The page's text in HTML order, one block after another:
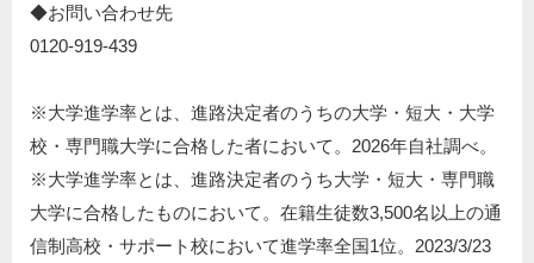
◆お問い合わせ先​
0120-919-439​
※大学進学率とは、進路決定者のうちの大学・短大・大学
校・専門職大学に合格した者において。2026年自社調べ。
※⼤学進学率とは、進路決定者のうち⼤学・短⼤・専⾨職
⼤学に合格したものにおいて。在籍⽣徒数3,500名以上の通
信制⾼校・サポート校において進学率全国1位。2023/3/23